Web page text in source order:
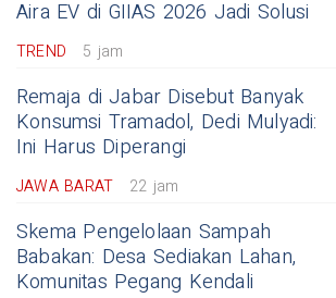
Aira EV di GIIAS 2026 Jadi Solusi
TREND 5 jam
Remaja di Jabar Disebut Banyak
Konsumsi Tramadol, Dedi Mulyadi:
Ini Harus Diperangi
JAWA BARAT 22 jam
Skema Pengelolaan Sampah
Babakan: Desa Sediakan Lahan,
Komunitas Pegang Kendali